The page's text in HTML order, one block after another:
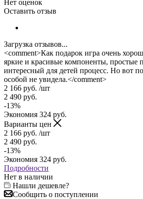
Нет оценок
Оставить отзыв
Загрузка отзывов...
<comment>Как подарок игра очень
яркие и красивые компоненты, простые
интересный для детей процесс. Но вот
особой не увидела.</comment>
2 166 руб. /шт
2 490 руб.
-13%
Экономия 324 руб.
Варианты цен
2 166 руб. /шт
2 490 руб.
-13%
Экономия 324 руб.
Подробности
Нет в наличии
Нашли дешевле?
Сообщить о поступлении